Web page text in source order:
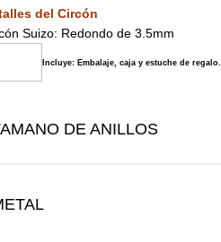
del Circón
Suizo: Redondo de 3.5mm
Incluye: Embalaje, caja y estuche de regalo.
DE ANILLOS